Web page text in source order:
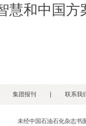
慧和中国方
集团报刊 联系我
未经中国石油石化杂志书